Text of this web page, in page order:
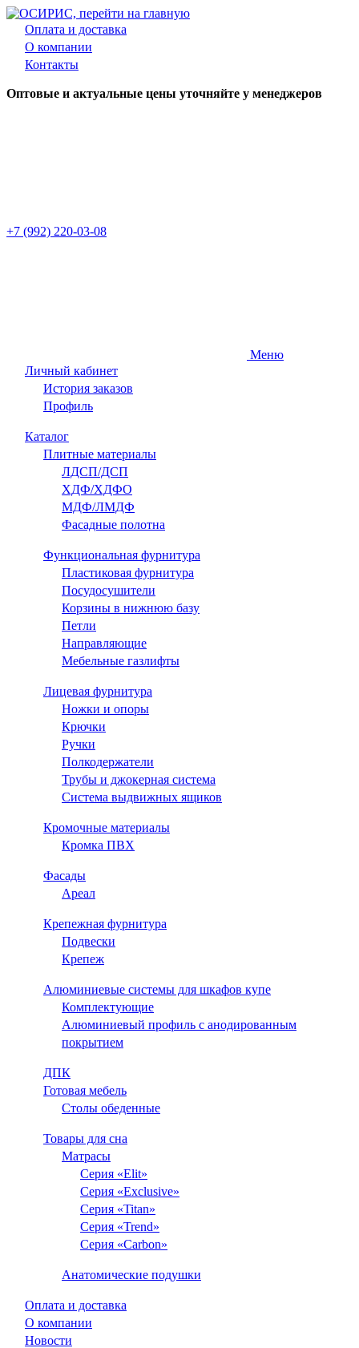
Оплата и доставка
О компании
Контакты
Оптовые и актуальные цены уточняйте у менеджеров
+7 (992) 220-03-08
Меню
Личный кабинет
История заказов
Профиль
Каталог
Плитные материалы
ЛДСП/ДСП
ХДФ/ХДФО
МДФ/ЛМДФ
Фасадные полотна
Функциональная фурнитура
Пластиковая фурнитура
Посудосушители
Корзины в нижнюю базу
Петли
Направляющие
Мебельные газлифты
Лицевая фурнитура
Ножки и опоры
Крючки
Ручки
Полкодержатели
Трубы и джокерная система
Система выдвижных ящиков
Кромочные материалы
Кромка ПВХ
Фасады
Ареал
Крепежная фурнитура
Подвески
Крепеж
Алюминиевые системы для шкафов купе
Комплектующие
Алюминиевый профиль с анодированным
покрытием
ДПК
Готовая мебель
Столы обеденные
Товары для сна
Матрасы
Серия «Elit»
Серия «Exclusive»
Серия «Titan»
Серия «Trend»
Серия «Carbon»
Анатомические подушки
Оплата и доставка
О компании
Новости